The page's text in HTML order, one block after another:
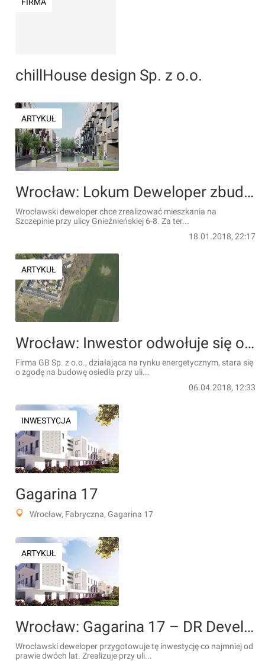
chillHouse design Sp. z o.o.
ARTYKUŁ
Wrocław: Lokum Deweloper zbuduje osiedle na terenie giełdy samochodowej
Wrocławski deweloper chce zrealizować mieszkania na
Szczepinie przy ulicy Gnieźnieńskiej 6-8. Za ter...
18.01.2018, 22:17
ARTYKUŁ
Wrocław: Inwestor odwołuje się od decyzji urzędników. Szykują się duże zmiany na Wojszycach
Firma GB Sp. z o.o., działająca na rynku energetycznym, stara się
o zgodę na budowę osiedla przy uli...
06.04.2018, 12:33
INWESTYCJA
Gagarina 17
Wrocław, Fabryczna, Gagarina 17
ARTYKUŁ
Wrocław: Gagarina 17 – DR Developer zbuduje kilkadziesiąt mieszkań na Muchoborze Wielkim [WIZUALIZACJE]
Wrocławski deweloper przygotowuje tę inwestycję co najmniej od
prawie dwóch lat. Zrealizuje przy uli...